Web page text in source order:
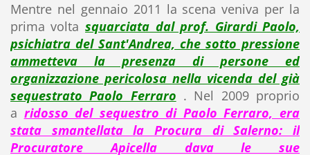
Mentre nel gennaio 2011 la scena veniva per la
prima volta squarciata dal prof. Girardi Paolo,
psichiatra del Sant'Andrea, che sotto pressione
ammetteva la presenza di persone ed
organizzazione pericolosa nella vicenda del già
sequestrato Paolo Ferraro . Nel 2009 proprio
a ridosso del sequestro di Paolo Ferraro, era
stata smantellata la Procura di Salerno: il
Procuratore Apicella dava le sue